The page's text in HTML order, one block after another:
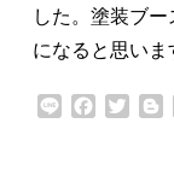
した。塗装ブ
になると思いま
Line